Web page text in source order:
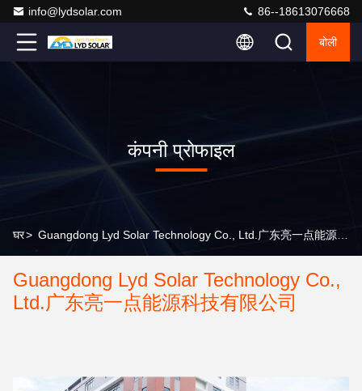
info@lydsolar.com 86--18613076668
बोली
कंपनी प्रोफाइल
घर>
Guangdong Lyd Solar Technology Co.,
Ltd.广东亮一点能源科技有限公司